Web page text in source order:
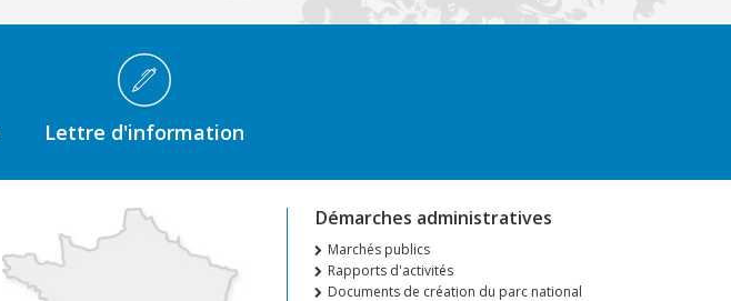
Lettre d'information
Démarches administratives
Marchés publics
Rapports d'activités
Documents de création du parc national